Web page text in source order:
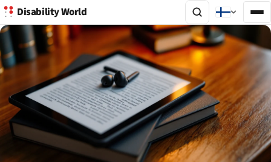
Disability World